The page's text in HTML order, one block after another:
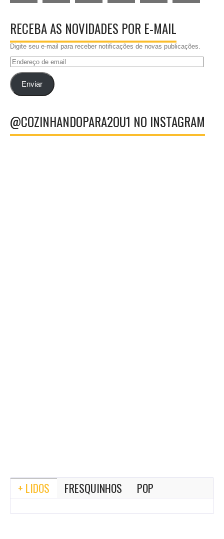
RECEBA AS NOVIDADES POR E-MAIL
Digite seu e-mail para receber notificações de novas publicações.
Endereço
emailEnviar
@COZINHANDOPARA2OU1 NO INSTAGRAM
+ LIDOS FRESQUINHOS POP